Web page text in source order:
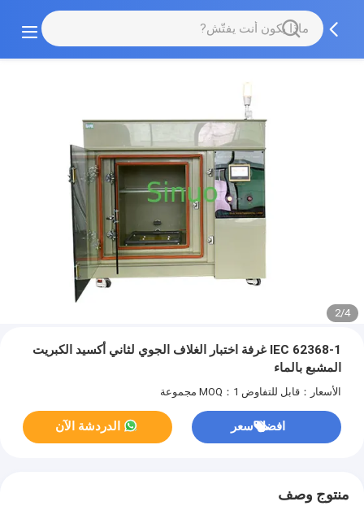
2/4
IEC 62368-1 غرفة اختبار الغلاف الجوي لثاني أكسيد الكبريت
المشبع بالماء
الأسعار：قابل للتفاوض MOQ：1 مجموعة
افضل سعر الدردشة الآن
منتوج وصف